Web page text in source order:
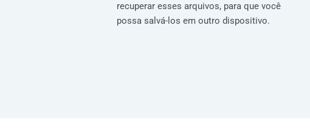
recuperar esses arquivos, para que você
possa salvá-los em outro dispositivo.